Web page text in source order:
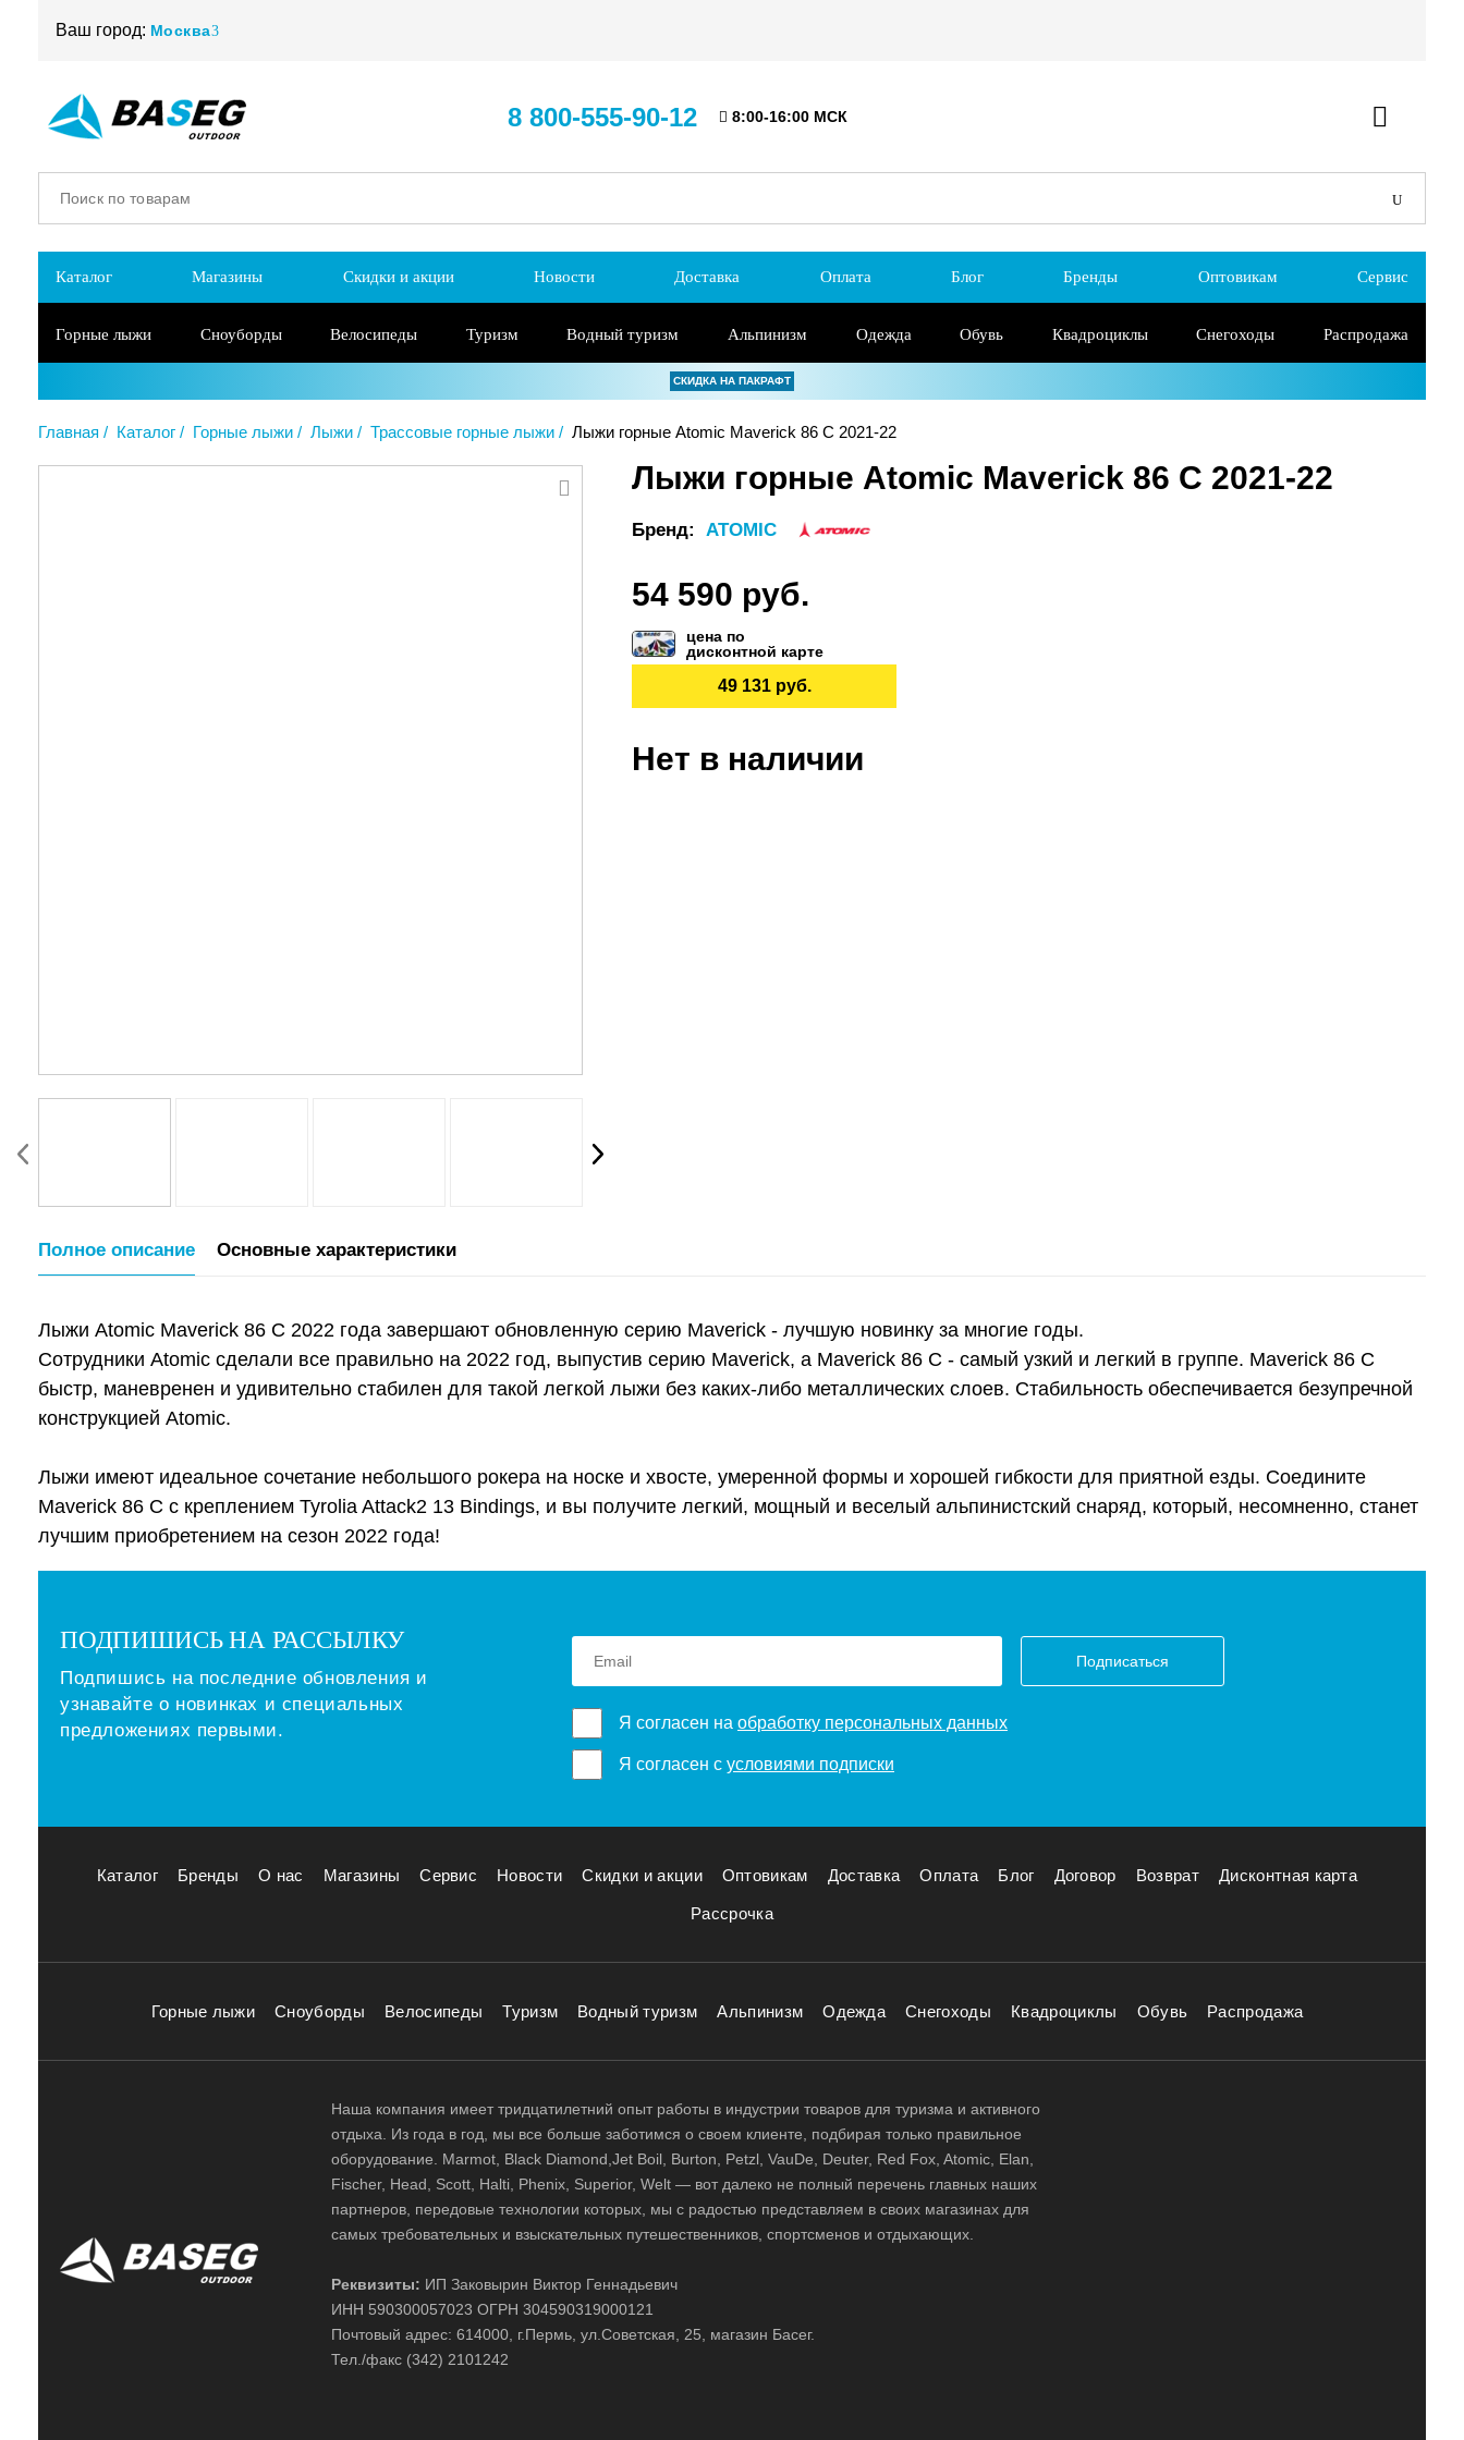
Ваш город: Москва
8 800-555-90-12 8:00-16:00 МСК
Каталог Магазины Скидки и акции Новости Доставка Оплата Блог Бренды Оптовикам Сервис
Горные лыжи Сноуборды Велосипеды Туризм Водный туризм Альпинизм Одежда Обувь Квадроциклы Снегоходы Распродажа
СКИДКА НА ПАКРАФТ
Главная Каталог Горные лыжи Лыжи Трассовые горные лыжи Лыжи горные Atomic Maverick 86 C 2021-22
Лыжи горные Atomic Maverick 86 C 2021-22
Бренд: ATOMIC
54 590 руб.
цена по
дисконтной карте
49 131 руб.
Нет в наличии
Полное описание Основные характеристики
Лыжи Atomic Maverick 86 C 2022 года завершают обновленную серию Maverick - лучшую новинку за многие годы.
Сотрудники Atomic сделали все правильно на 2022 год, выпустив серию Maverick, а Maverick 86 C - самый узкий и легкий в группе. Maverick 86 C
быстр, маневренен и удивительно стабилен для такой легкой лыжи без каких-либо металлических слоев. Стабильность обеспечивается безупречной
конструкцией Atomic.
Лыжи имеют идеальное сочетание небольшого рокера на носке и хвосте, умеренной формы и хорошей гибкости для приятной езды. Соедините
Maverick 86 C с креплением Tyrolia Attack2 13 Bindings, и вы получите легкий, мощный и веселый альпинистский снаряд, который, несомненно, станет
лучшим приобретением на сезон 2022 года!
ПОДПИШИСЬ НА РАССЫЛКУ
Подпишись на последние обновления и
узнавайте о новинках и специальных
предложениях первыми.
Подписаться
Я согласен на обработку персональных данных
Я согласен с условиями подписки
Каталог Бренды О нас Магазины Сервис Новости Скидки и акции Оптовикам Доставка Оплата Блог Договор Возврат Дисконтная карта
Рассрочка
Горные лыжи Сноуборды Велосипеды Туризм Водный туризм Альпинизм Одежда Снегоходы Квадроциклы Обувь Распродажа
Наша компания имеет тридцатилетний опыт работы в индустрии товаров для туризма и активного
отдыха. Из года в год, мы все больше заботимся о своем клиенте, подбирая только правильное
оборудование. Marmot, Black Diamond,Jet Boil, Burton, Petzl, VauDe, Deuter, Red Fox, Atomic, Elan,
Fischer, Head, Scott, Halti, Phenix, Superior, Welt — вот далеко не полный перечень главных наших
партнеров, передовые технологии которых, мы с радостью представляем в своих магазинах для
самых требовательных и взыскательных путешественников, спортсменов и отдыхающих.
Реквизиты: ИП Заковырин Виктор Геннадьевич
ИНН 590300057023 ОГРН 304590319000121
Почтовый адрес: 614000, г.Пермь, ул.Советская, 25, магазин Басег.
Тел./факс (342) 2101242